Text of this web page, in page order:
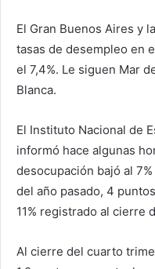
El Gran Buenos Aires y
tasas de desempleo en
el 7,4%. Le siguen Mar
Blanca.
El Instituto Nacional de
informó hace algunas
desocupación bajó al
del año pasado, 4
11% registrado al cierre
Al cierre del cuarto